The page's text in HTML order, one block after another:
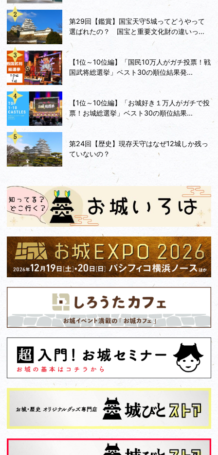
第29回【鑑賞】国宝天守5城ってどうやって
選ばれたの？ 国宝と重要文化財の違いっ...
【1位～10位編】「国民10万人がガチ投票！戦
国武将総選挙」ベスト30の順位結果発...
【1位～10位編】「お城好き１万人がガチで投
票！お城総選挙」ベスト30の順位結果...
第24回【歴史】現存天守はなぜ12城しか残っ
ていないの？